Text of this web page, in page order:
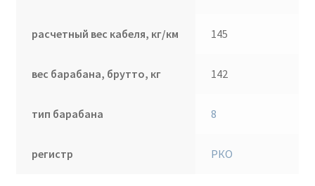
расчетный вес кабеля, кг/км 145
вес барабана, брутто, кг 142
тип барабана 8
регистр РКО